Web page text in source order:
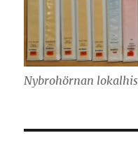
Nybrohörnan